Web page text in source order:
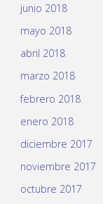
junio 2018
mayo 2018
abril 2018
marzo 2018
febrero 2018
enero 2018
diciembre 2017
noviembre 2017
octubre 2017